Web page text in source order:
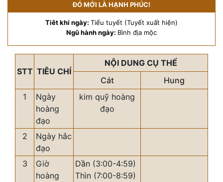
ĐÓ MỚI LÀ HẠNH PHÚC!
Tiêt khí ngày: Tiểu tuyết (Tuyết xuất hiện)
Ngũ hành ngày: Bình địa mộc
STT TIÊU CHÍ
NỘI DUNG CỤ THỂ
Cát
Hung
1
Ngày
hoàng
đạo
kim quỹ hoàng
đạo
2
Ngày hắc
đạo
3
Giờ
hoàng
Dần (3:00-4:59)
Thìn (7:00-8:59)